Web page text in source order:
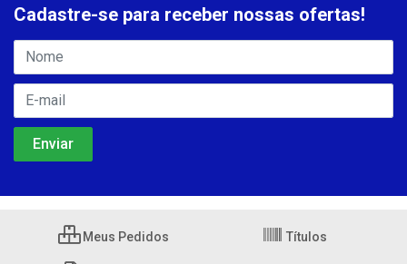
Cadastre-se para receber nossas ofertas!
Meus Pedidos Títulos